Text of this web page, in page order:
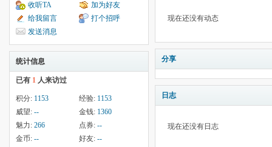
收听TA
加为好友
给我留言
打个招呼
发送消息
统计信息
已有 1 人来访过
积分: 1153 经验: 1153
威望: -- 金钱: 1360
魅力: 266 点券: --
金币: -- 好友: --
现在还没有动态
分享
日志
现在还没有日志